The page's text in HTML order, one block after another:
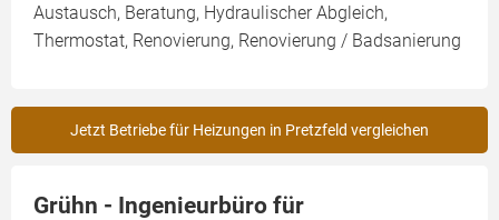
Austausch, Beratung, Hydraulischer Abgleich,
Thermostat, Renovierung, Renovierung / Badsanierung
Jetzt Betriebe für Heizungen in Pretzfeld vergleichen
Grühn - Ingenieurbüro für